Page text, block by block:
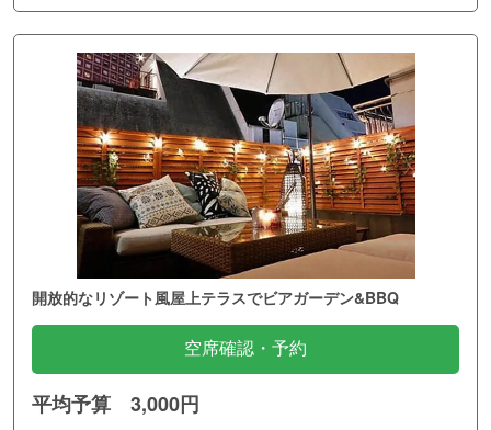
開放的なリゾート風屋上テラスでビアガーデン&BBQ
空席確認・予約
平均予算 3,000円